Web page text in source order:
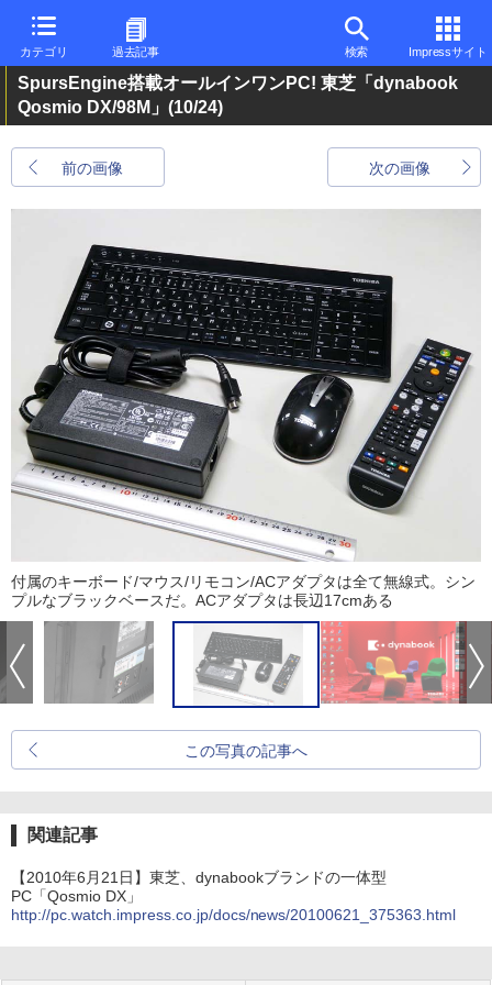
カテゴリ 過去記事 検索 Impressサイト
SpursEngine搭載オールインワンPC! 東芝「dynabook
Qosmio DX/98M」 (10/24)
前の画像 次の画像
付属のキーボード/マウス/リモコン/ACアダプタは全て無線式。シン
プルなブラックベースだ。ACアダプタは長辺17cmある
この写真の記事へ
関連記事
【2010年6月21日】東芝、dynabookブランドの一体型
PC「Qosmio DX」
http://pc.watch.impress.co.jp/docs/news/20100621_375363.html